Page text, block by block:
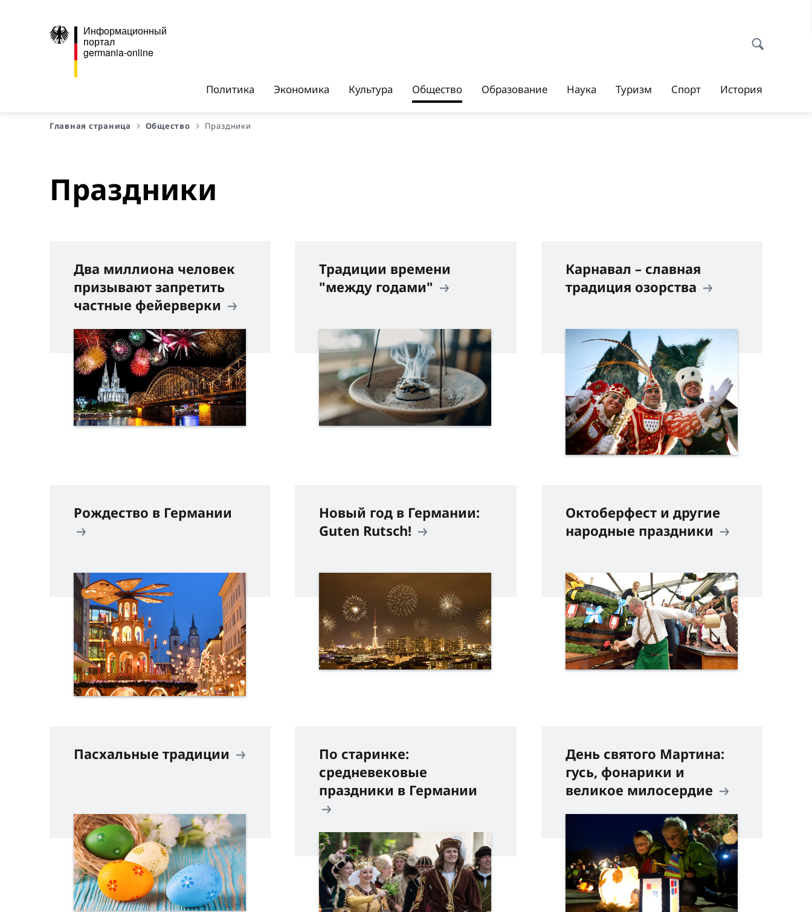
Информационный
портал
germania-online
Политика Экономика Культура Общество Образование Наука Туризм Спорт История
Главная страница Общество Праздники
Праздники
Два миллиона человек
призывают запретить
частные фейерверки
Традиции времени
"между годами"
Карнавал – славная
традиция озорства
Рождество в Германии
Новый год в Германии:
Guten Rutsch!
Октоберфест и другие
народные праздники
Пасхальные традиции
По старинке:
средневековые
праздники в Германии
День святого Мартина:
гусь, фонарики и
великое милосердие